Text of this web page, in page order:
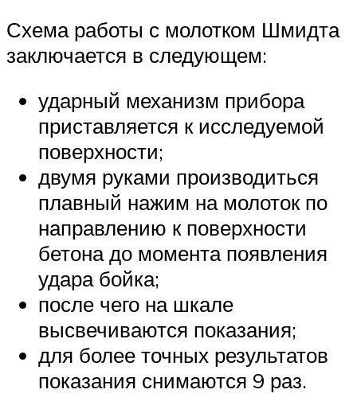
Схема работы с молотком Шмидта
заключается в следующем:
ударный механизм прибора
приставляется к исследуемой
поверхности;
двумя руками производиться
плавный нажим на молоток по
направлению к поверхности
бетона до момента появления
удара бойка;
после чего на шкале
высвечиваются показания;
для более точных результатов
показания снимаются 9 раз.